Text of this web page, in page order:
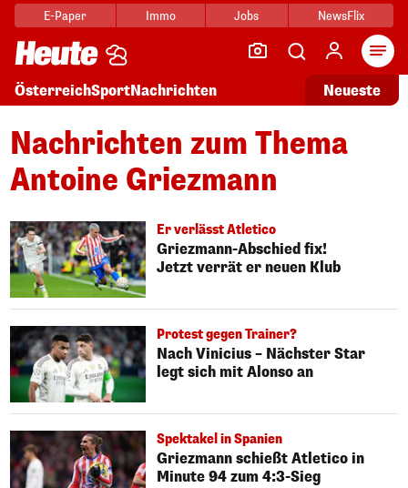
E-Paper Immo Jobs NewsFlix
ÖsterreichSportNachrichten Neueste
Nachrichten zum Thema
Antoine Griezmann
Er verlässt Atletico
Griezmann-Abschied fix!
Jetzt verrät er neuen Klub
Protest gegen Trainer?
Nach Vinicius – Nächster Star
legt sich mit Alonso an
Spektakel in Spanien
Griezmann schießt Atletico in
Minute 94 zum 4:3-Sieg